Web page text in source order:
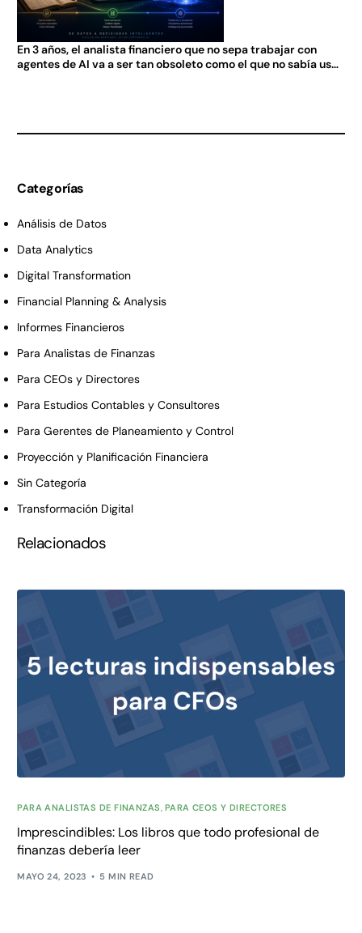
En 3 años, el analista financiero que no sepa trabajar con
agentes de AI va a ser tan obsoleto como el que no sabía usar
Categorías
Análisis de Datos
Data Analytics
Digital Transformation
Financial Planning & Analysis
Informes Financieros
Para Analistas de Finanzas
Para CEOs y Directores
Para Estudios Contables y Consultores
Para Gerentes de Planeamiento y Control
Proyección y Planificación Financiera
Sin Categoría
Transformación Digital
Relacionados
PARA ANALISTAS DE FINANZAS PARA CEOS Y DIRECTORES
Imprescindibles: Los libros que todo profesional de
finanzas debería leer
MAYO 24, 2023 5 MIN READ